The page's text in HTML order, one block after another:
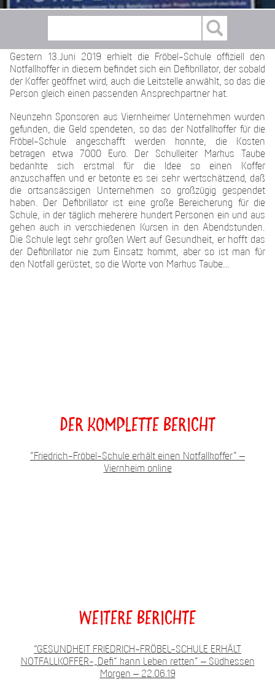
Gestern 13.Juni 2019 erhielt die Fröbel-Schule offiziell den
Notfallkoffer in diesem befindet sich ein Defibrillator, der sobald
der Koffer geöffnet wird, auch die Leitstelle anwählt, so das die
Person gleich einen passenden Ansprechpartner hat.
Neunzehn Sponsoren aus Viernheimer Unternehmen wurden
gefunden, die Geld spendeten, so das der Notfallkoffer für die
Fröbel-Schule angeschafft werden konnte, die Kosten
betragen etwa 7000 Euro. Der Schulleiter Markus Taube
bedankte sich erstmal für die Idee so einen Koffer
anzuschaffen und er betonte es sei sehr wertschätzend, daß
die ortsansässigen Unternehmen so großzügig gespendet
haben. Der Defibrillator ist eine große Bereicherung für die
Schule, in der täglich meherere hundert Personen ein und aus
gehen auch in verschiedenen Kursen in den Abendstunden.
Die Schule legt sehr großen Wert auf Gesundheit, er hofft das
der Defibrillator nie zum Einsatz kommt, aber so ist man für
den Notfall gerüstet, so die Worte von Markus Taube…
Der komplette Bericht
“Friedrich-Fröbel-Schule erhält einen Notfallkoffer” –
Viernheim online
Weitere Berichte
“GESUNDHEIT FRIEDRICH-FRÖBEL-SCHULE ERHÄLT
NOTFALLKOFFER-„Defi“ kann Leben retten” – Südhessen
Morgen – 22.06.19